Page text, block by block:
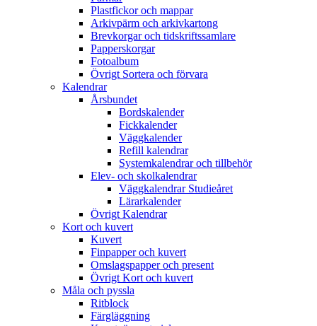
Plastfickor och mappar
Arkivpärm och arkivkartong
Brevkorgar och tidskriftssamlare
Papperskorgar
Fotoalbum
Övrigt Sortera och förvara
Kalendrar
Årsbundet
Bordskalender
Fickkalender
Väggkalender
Refill kalendrar
Systemkalendrar och tillbehör
Elev- och skolkalendrar
Väggkalendrar Studieåret
Lärarkalender
Övrigt Kalendrar
Kort och kuvert
Kuvert
Finpapper och kuvert
Omslagspapper och present
Övrigt Kort och kuvert
Måla och pyssla
Ritblock
Färgläggning